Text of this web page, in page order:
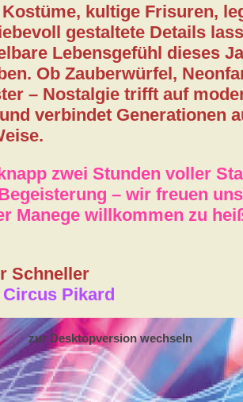
kultige Frisuren,
gestaltete Details
Lebensgefühl dieses
Ob Zauberwürfel,
– Nostalgie trifft auf
verbindet Generationen
zwei Stunden voller
– wir freuen
Manege willkommen zu
Schneller
Circus Pikard
zur Desktopversion wechseln